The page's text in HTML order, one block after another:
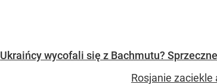
Ukraińcy wycofali się z Bachmutu?
Rosjanie